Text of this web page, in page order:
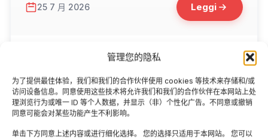
管理您的隐私
为了提供最佳体验，我们和我们的合作伙伴使用 cookies 等技术来存储和/或
访问设备信息。同意使用这些技术将允许我们和我们的合作伙伴在本网站上处
理浏览行为或唯一 ID 等个人数据，并显示（非）个性化广告。不同意或撤销
同意可能会对某些功能产生不利影响。
单击下方同意上述内容或进行细化选择。 您的选择只适用于本网站。 您可以
25 7 月 2026 Leggi